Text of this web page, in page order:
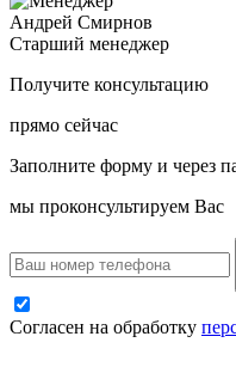
Андрей Смирнов
Старший менеджер
Получите консультацию
прямо сейчас
Заполните форму и через
мы проконсультируем Вас
Согласен на обработку